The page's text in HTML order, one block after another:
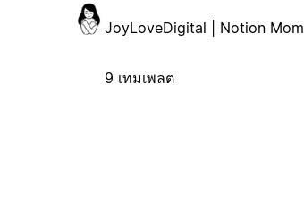
JoyLoveDigital | Notion Mom
9 เทมเพลต